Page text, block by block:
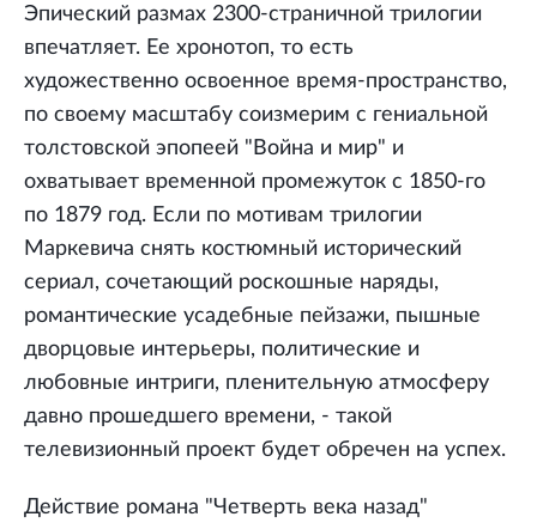
Эпический размах 2300-страничной трилогии
впечатляет. Ее хронотоп, то есть
художественно освоенное время-пространство,
по своему масштабу соизмерим с гениальной
толстовской эпопеей "Война и мир" и
охватывает временной промежуток с 1850-го
по 1879 год. Если по мотивам трилогии
Маркевича снять костюмный исторический
сериал, сочетающий роскошные наряды,
романтические усадебные пейзажи, пышные
дворцовые интерьеры, политические и
любовные интриги, пленительную атмосферу
давно прошедшего времени, - такой
телевизионный проект будет обречен на успех.
Действие романа "Четверть века назад"